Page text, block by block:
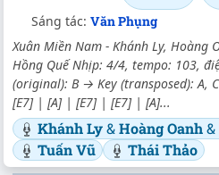
Sáng tác: Văn Phụng
Xuân Miền Nam - Khánh Ly, Hoàng
Hồng Quế Nhịp: 4/4, tempo: 103,
(original): B → Key (transposed): A,
[E7] | [A] | [E7] | [E7] | [A]...
Khánh Ly&Hoàng Oanh&
Tuấn Vũ
Thái Thảo